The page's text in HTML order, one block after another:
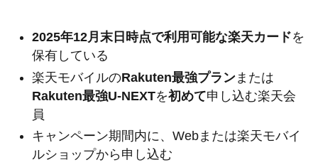
2025年12月末日時点で利用可能な楽天カードを
保有している
楽天モバイルのRakuten最強プランまたは
Rakuten最強U-NEXTを初めて申し込む楽天会
員
キャンペーン期間内に、Webまたは楽天モバイ
ルショップから申し込む